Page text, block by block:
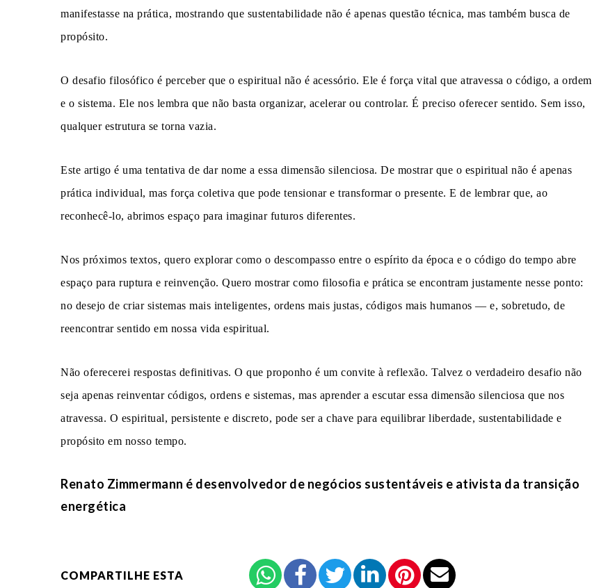
manifestasse na prática, mostrando que sustentabilidade não é apenas questão técnica, mas também busca de
propósito.
O desafio filosófico é perceber que o espiritual não é acessório. Ele é força vital que atravessa o código, a ordem
e o sistema. Ele nos lembra que não basta organizar, acelerar ou controlar. É preciso oferecer sentido. Sem isso,
qualquer estrutura se torna vazia.
Este artigo é uma tentativa de dar nome a essa dimensão silenciosa. De mostrar que o espiritual não é apenas
prática individual, mas força coletiva que pode tensionar e transformar o presente. E de lembrar que, ao
reconhecê-lo, abrimos espaço para imaginar futuros diferentes.
Nos próximos textos, quero explorar como o descompasso entre o espírito da época e o código do tempo abre
espaço para ruptura e reinvenção. Quero mostrar como filosofia e prática se encontram justamente nesse ponto:
no desejo de criar sistemas mais inteligentes, ordens mais justas, códigos mais humanos — e, sobretudo, de
reencontrar sentido em nossa vida espiritual.
Não oferecerei respostas definitivas. O que proponho é um convite à reflexão. Talvez o verdadeiro desafio não
seja apenas reinventar códigos, ordens e sistemas, mas aprender a escutar essa dimensão silenciosa que nos
atravessa. O espiritual, persistente e discreto, pode ser a chave para equilibrar liberdade, sustentabilidade e
propósito em nosso tempo.
Renato Zimmermann é desenvolvedor de negócios sustentáveis e ativista da transição
energética
COMPARTILHE ESTA